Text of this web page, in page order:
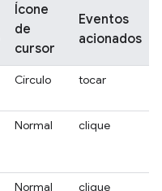
Ícone
de
cursor
Eventos
acionados
Círculo tocar
Normal clique
Normal
clique